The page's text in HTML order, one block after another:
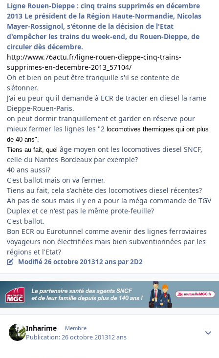
Ligne Rouen-Dieppe : cinq trains supprimés en décembre
2013 Le président de la Région Haute-Normandie, Nicolas
Mayer-Rossignol, s'étonne de la décision de l'Etat
d'empêcher les trains du week-end, du Rouen-Dieppe, de
circuler dès décembre.
http://www.76actu.fr/ligne-rouen-dieppe-cinq-trains-
supprimes-en-decembre-2013_57104/
Oh et bien on peut être tranquille s'il se contente de
s'étonner.
J'ai eu peur qu'il demande à ECR de tracter en diesel la rame
Dieppe-Rouen-Paris.
on peut dormir tranquillement et garder en réserve pour
mieux fermer les lignes les "2 locomotives thermiques qui ont plus
de 40 ans".
Tiens au fait, quel âge moyen ont les locomotives diesel SNCF,
celle du Nantes-Bordeaux par exemple?
40 ans aussi?
C'est ballot mais on va fermer.
Tiens au fait, cela s'achète des locomotives diesel récentes?
Ah pas de sous mais il y en a pour la méga commande de TGV
Duplex et ce n'est pas le même prote-feuille?
C'est ballot.
Bon ECR ou Eurotunnel comme avenir des lignes ferroviaires
voyageurs non électrifiées mais bien subventionnées par les
régions et l'Etat?
Modifié26 octobre 201312 ans par 2D2
Inharime Membre
Publication:26 octobre 201312 ans